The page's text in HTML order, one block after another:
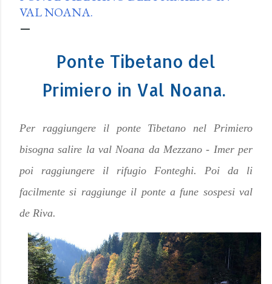
VAL NOANA.
Ponte Tibetano del
Primiero in Val Noana.
Per raggiungere il ponte Tibetano nel Primiero
bisogna salire la val Noana da Mezzano - Imer per
poi raggiungere il rifugio Fonteghi. Poi da li
facilmente si raggiunge il ponte a fune sospesi val
de Riva.